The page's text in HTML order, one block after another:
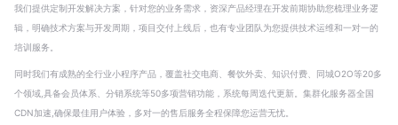
我们提供定制开发解决方案，针对您的业务需求，资深产品经理在开发前期协助您梳理业务逻
辑，明确技术方案与开发周期，项目交付上线后，也有专业团队为您提供技术运维和一对一的
培训服务。
同时我们有成熟的全行业小程序产品，覆盖社交电商、餐饮外卖、知识付费、同城O2O等20多
个领域,具备会员体系、分销系统等50多项营销功能，系统每周迭代更新。集群化服务器全国
CDN加速,确保最佳用户体验，多对一的售后服务全程保障您运营无忧。